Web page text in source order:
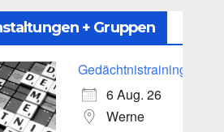
+ Gruppen
Gedächtnistraining
6 Aug. 26
Werne